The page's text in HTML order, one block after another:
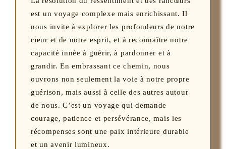
est un voyage complexe mais enrichissant. Il
nous invite à explorer les profondeurs de notre
cœur et de notre esprit, et à reconnaître notre
capacité innée à guérir, à pardonner et à
grandir. En embrassant ce chemin, nous
ouvrons non seulement la voie à notre propre
guérison, mais aussi à celle des autres autour
de nous. C’est un voyage qui demande
courage, patience et persévérance, mais les
récompenses sont une paix intérieure durable
et un avenir lumineux.